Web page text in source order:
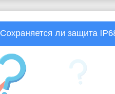
Сохраняется ли защита